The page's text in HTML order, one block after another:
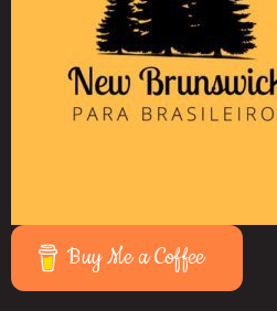
Buy Me a Coffee